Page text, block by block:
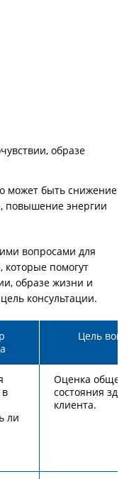
образе
может быть снижение
повышение энергии
вопросами для
которые помогут
образе жизни и
консультации.
Цель
в
ли
Оценка общего
состояния
клиента.